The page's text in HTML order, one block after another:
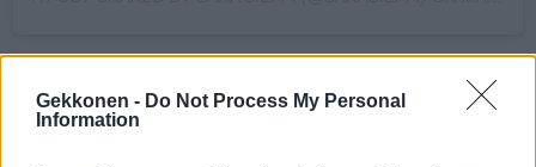
Gekkonen - Do Not Process My Personal
Information
Seuraa Gekkosta Instagramissa